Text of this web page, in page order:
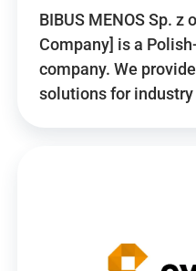
BIBUS MENOS Sp.
Company] is a
company. We
solutions for